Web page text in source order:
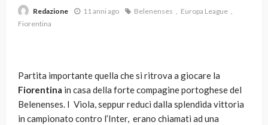
Redazione 11 anni ago Belenenses
Europa League
Fiorentina
Partita importante quella che si ritrova a giocare la
Fiorentina in casa della forte compagine portoghese del
Belenenses. I Viola, seppur reduci dalla splendida vittoria
in campionato contro l’Inter, erano chiamati ad una